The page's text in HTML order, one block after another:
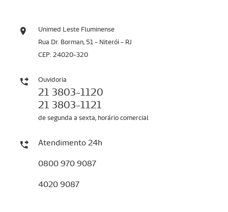
Unimed Leste Fluminense
Rua Dr. Borman, 51 - Niterói - RJ
CEP: 24020-320
Ouvidoria
21 3803-1120
21 3803-1121
de segunda a sexta, horário comercial
Atendimento 24h
0800 970 9087
4020 9087